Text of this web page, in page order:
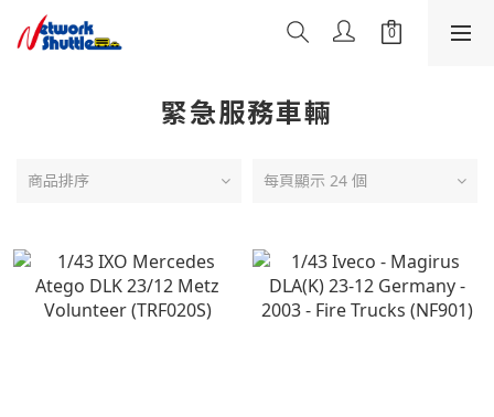
緊急服務車輛
商品排序 每頁顯示 24 個